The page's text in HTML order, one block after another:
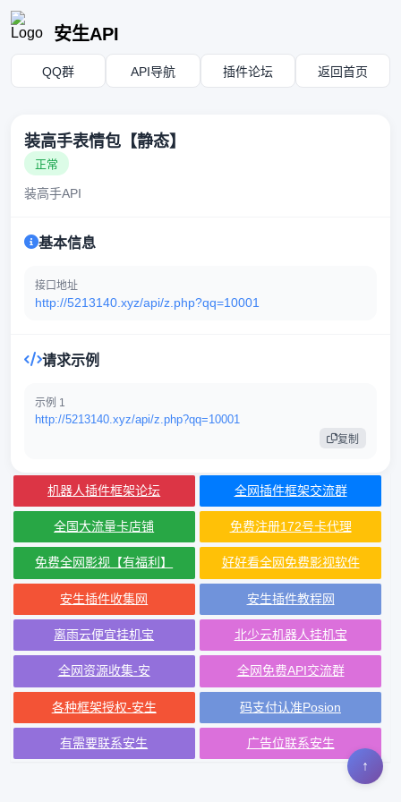
安生API
QQ群 API导航 插件论坛 返回首页
装高手表情包【静态】
正常
装高手API
基本信息
接口地址
http://5213140.xyz/api/z.php?qq=10001
请求示例
示例 1
http://5213140.xyz/api/z.php?qq=10001
复制
↑
机器人插件框架论坛 全网插件框架交流群
全国大流量卡店铺 免费注册172号卡代理
免费全网影视【有福利】 好好看全网免费影视软件
安生插件收集网 安生插件教程网
离雨云便宜挂机宝 北少云机器人挂机宝
全网资源收集-安 全网免费API交流群
各种框架授权-安生 码支付认准Posion
有需要联系安生 广告位联系安生